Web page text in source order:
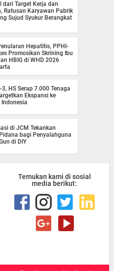
dari Target Kerja dan
Ratusan Karyawan Pabrik
Sujud Syukur Berangkat
Hepatitis, PPHI-
Promosikan Skrining Ibu
HBIG di WHD 2026
3, HS Serap 7.000 Tenaga
Ekspansi ke
Indonesia
di JCM Tekankan
bagi Penyalahguna
di DIY
Temukan kami di sosial
media berikut: